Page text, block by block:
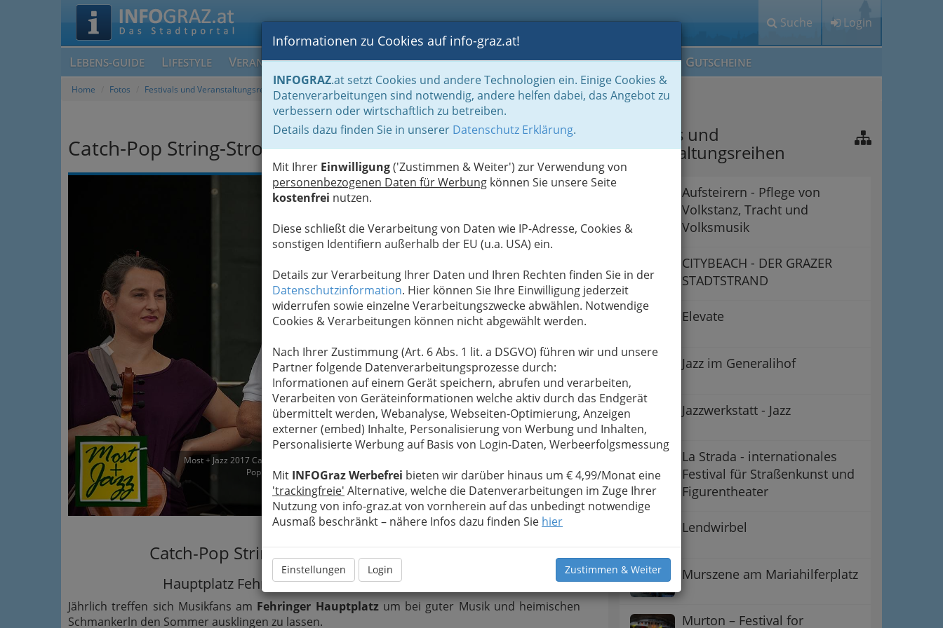
Suche Login
LEBENS-GUIDE LIFESTYLE VERANSTALTUNGEN BLOGS FOTOS GASTRONOMIE BRANCHEN MEIN IG GUTSCHEINE
Informationen zu Cookies auf info-graz.at!
INFOGRAZ.at setzt Cookies und andere Technologien ein. Einige Cookies &
Datenverarbeitungen sind notwendig, andere helfen dabei, das Angebot zu
verbessern oder wirtschaftlich zu betreiben.
Details dazu finden Sie in unserer Datenschutz Erklärung.
Mit Ihrer Einwilligung('Zustimmen & Weiter') zur Verwendung von
personenbezogenen Daten für Werbung können Sie unsere Seite
kostenfrei nutzen.
Diese schließt die Verarbeitung von Daten wie IP-Adresse, Cookies &
sonstigen Identifiern außerhalb der EU (u.a. USA) ein.
Details zur Verarbeitung Ihrer Daten und Ihren Rechten finden Sie in der
Datenschutzinformation. Hier können Sie Ihre Einwilligung jederzeit
widerrufen sowie einzelne Verarbeitungszwecke abwählen. Notwendige
Cookies & Verarbeitungen können nicht abgewählt werden.
Nach Ihrer Zustimmung (Art. 6 Abs. 1 lit. a DSGVO) führen wir und unsere
Partner folgende Datenverarbeitungsprozesse durch:
Informationen auf einem Gerät speichern, abrufen und verarbeiten,
Verarbeiten von Geräteinformationen welche aktiv durch das Endgerät
übermittelt werden, Webanalyse, Webseiten-Optimierung, Anzeigen
externer (embed) Inhalte, Personalisierung von Werbung und Inhalten,
Personalisierte Werbung auf Basis von Login-Daten, Werbeerfolgsmessung
Mit INFOGraz Werbefrei bieten wir darüber hinaus um € 4,99/Monat eine
'trackingfreie' Alternative, welche die Datenverarbeitungen im Zuge Ihrer
Nutzung von info-graz.at von vornherein auf das unbedingt notwendige
Ausmaß beschränkt – nähere Infos dazu finden Sie hier
Einstellungen Login Zustimmen & Weiter
Home Fotos Festivals und Veranstaltungsreihen
Catch-Pop String-Strong - Most+Jazz – Fehring
Most + Jazz 2017 Catch-Pop String-Strong: Bratschistin / Sängerin Jelena
Popržan und Cellistin Rina Kaçinari - 001
Vergrößern
Next
Catch-Pop String-Strong bei Most + Jazz 2017
Hauptplatz Fehring - Sonntag, 10. September 2017
Jährlich treffen sich Musikfans am Fehringer Hauptplatzum bei guter Musik und heimischen
Schmankerln den Sommer ausklingen zu lassen.
Festivals und
Veranstaltungsreihen
Aufsteirern - Pflege von
Volkstanz, Tracht und
Volksmusik
CITYBEACH - DER GRAZER
STADTSTRAND
Elevate
Jazz im Generalihof
Jazzwerkstatt - Jazz
La Strada - internationales
Festival für Straßenkunst und
Figurentheater
Lendwirbel
Murszene am Mariahilferplatz
Murton – Festival for